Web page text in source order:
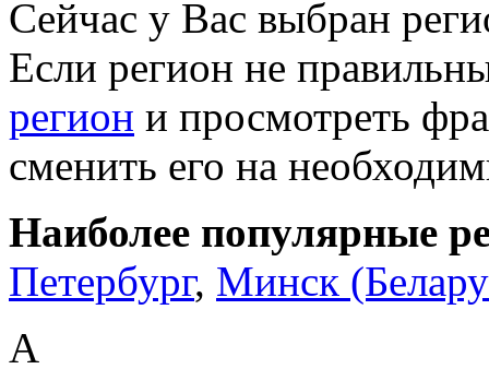
Сейчас у Вас выбран
Если регион не
регион и просмотреть
сменить его на
Наиболее популярные
Петербург, Минск
А